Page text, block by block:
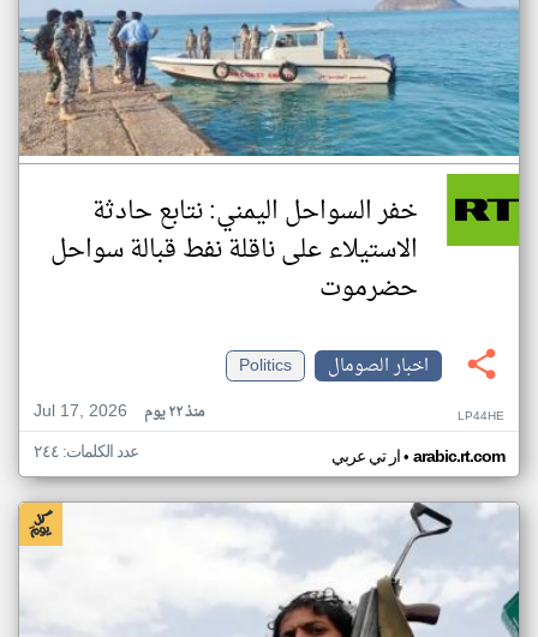
خفر السواحل اليمني: نتابع حادثة
الاستيلاء على ناقلة نفط قبالة سواحل
حضرموت
اخبار الصومال
Politics
Jul 17, 2026
منذ ٢٢ يوم LP44HE
ار تي عربي• arabic.rt.com عدد الكلمات: ٢٤٤